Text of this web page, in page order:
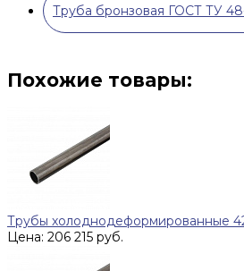
Труба бронзовая ГОСТ ТУ
Похожие товары:
Трубы холоднодеформированные
Цена: 206 215 руб.